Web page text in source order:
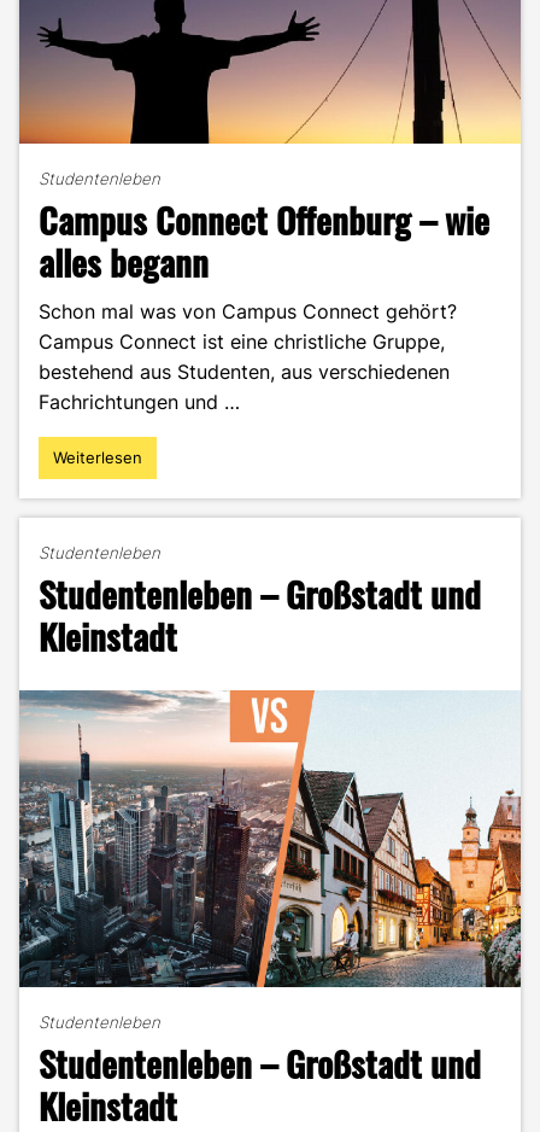
Studentenleben
Campus Connect Offenburg – wie
alles begann
Schon mal was von Campus Connect gehört?
Campus Connect ist eine christliche Gruppe,
bestehend aus Studenten, aus verschiedenen
Fachrichtungen und …
"Campus
Connect
wie
alles
begann"
Weiterlesen
Studentenleben
Studentenleben – Großstadt und
Kleinstadt
Studentenleben
Studentenleben – Großstadt und
Kleinstadt